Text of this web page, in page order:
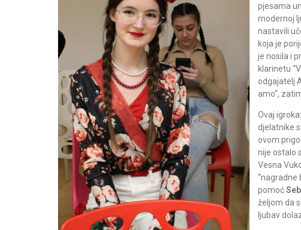
pjesama
modernoj
nastavili
koja je
je nosila i
klarinetu
odgajatelj
amo“,
Ovaj
djelatnike
ovom
nije ostalo
Vesna
pomoć
željom da
ljubav